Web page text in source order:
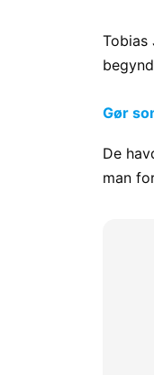
Tobias
Gør
De
man